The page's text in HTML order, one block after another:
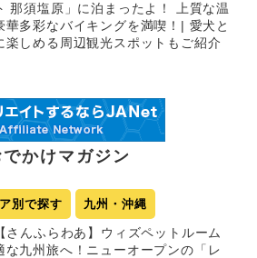
那須塩原」に泊まったよ！ 上質な温
華多彩なバイキングを満喫！| 愛犬と
楽しめる周辺観光スポットもご紹介
かけマガジン
別で探す 九州・沖縄
さんふらわあ】ウィズペットルーム
な九州旅へ！ニューオープンの「レ